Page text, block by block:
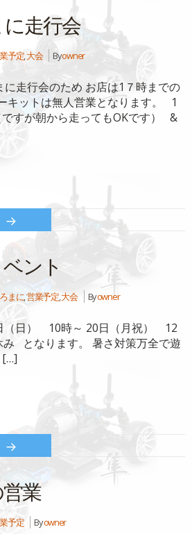
走行会
予定,大会 Byowner
に走行会のため お店は1７時までの
キットは無人営業となります。 1
ですが朝から走ってもOKです） &
ント
まに,営業予定,大会 Byowner
（日） 10時～ 20日（月祝） 12
となります。 暑さ対策万全で遊
業
予定 Byowner